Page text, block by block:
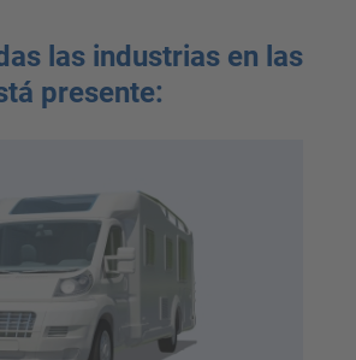
las industrias en las
presente: